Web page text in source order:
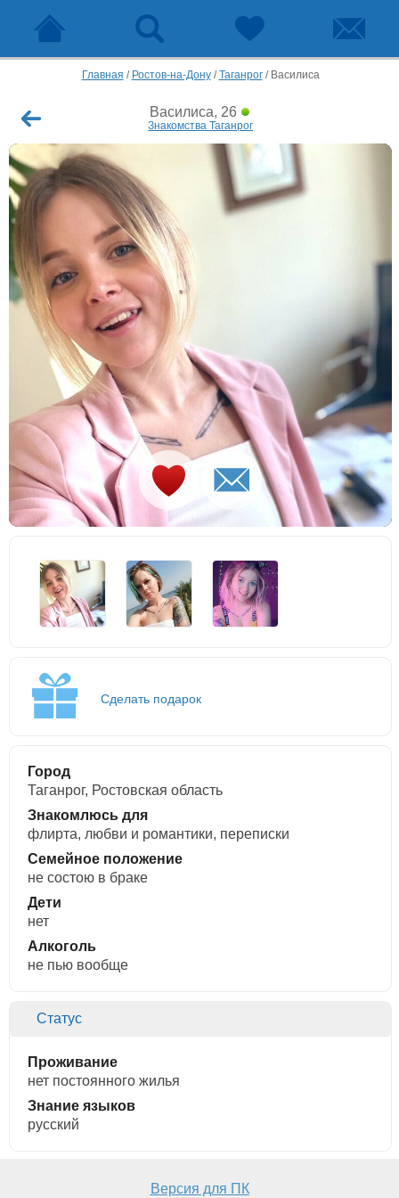
Главная / Ростов-на-Дону/Таганрог/ Василиса
Василиса, 26
Знакомства Таганрог
Сделать подарок
Город
Таганрог, Ростовская область
Знакомлюсь для
флирта, любви и романтики, переписки
Семейное положение
не состою в браке
Дети
нет
Алкоголь
не пью вообще
Статус
Проживание
нет постоянного жилья
Знание языков
русский
Версия для ПК